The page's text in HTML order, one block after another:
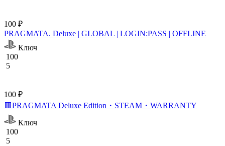
100 ₽
PRAGMATA. Deluxe | GLOBAL | LOGIN:PASS | OFFLINE
Ключ
100
5
100 ₽
🟥PRAGMATA Deluxe Edition・STEAM・WARRANTY
Ключ
100
5